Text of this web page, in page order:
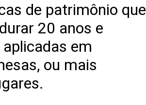
de patrimônio que
20 anos e
em
ou mais